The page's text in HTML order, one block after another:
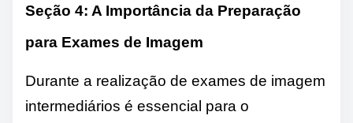
Seção 4: A Importância da Preparação
para Exames de Imagem
Durante a realização de exames de imagem
intermediários é essencial para o